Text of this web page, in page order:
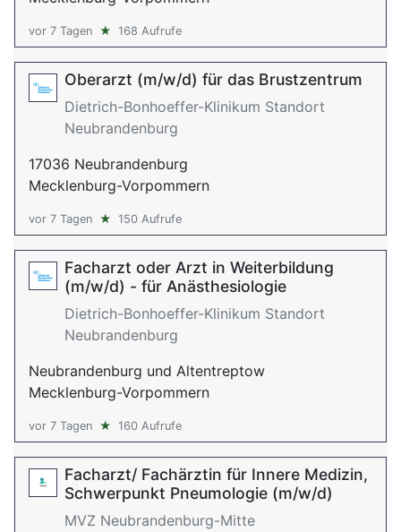
vor 7 Tagen ★ 168 Aufrufe
Oberarzt (m/w/d) für das Brustzentrum
Dietrich-Bonhoeffer-Klinikum Standort
Neubrandenburg
17036 Neubrandenburg
Mecklenburg-Vorpommern
vor 7 Tagen ★ 150 Aufrufe
Facharzt oder Arzt in Weiterbildung
(m/w/d) - für Anästhesiologie
Dietrich-Bonhoeffer-Klinikum Standort
Neubrandenburg
Neubrandenburg und Altentreptow
Mecklenburg-Vorpommern
vor 7 Tagen ★ 160 Aufrufe
Facharzt/ Fachärztin für Innere Medizin,
Schwerpunkt Pneumologie (m/w/d)
MVZ Neubrandenburg-Mitte